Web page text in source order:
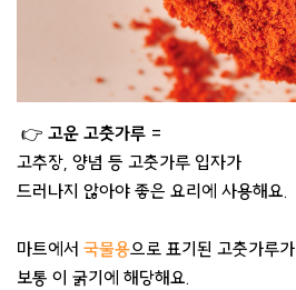
👉 고운 고춧가루 =
고추장, 양념 등 고춧가루 입자가
드러나지 않아야 좋은 요리에 사용해요.
마트에서 국물용으로 표기된 고춧가루가
보통 이 굵기에 해당해요.